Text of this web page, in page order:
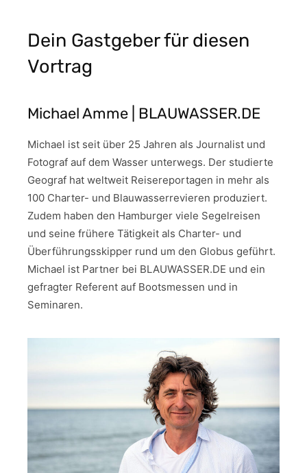
Dein Gastgeber für diesen
Vortrag
Michael Amme | BLAUWASSER.DE
Michael ist seit über 25 Jahren als Journalist und
Fotograf auf dem Wasser unterwegs. Der studierte
Geograf hat weltweit Reisereportagen in mehr als
100 Charter- und Blauwasserrevieren produziert.
Zudem haben den Hamburger viele Segelreisen
und seine frühere Tätigkeit als Charter- und
Überführungsskipper rund um den Globus geführt.
Michael ist Partner bei BLAUWASSER.DE und ein
gefragter Referent auf Bootsmessen und in
Seminaren.